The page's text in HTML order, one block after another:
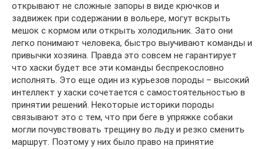
открывают не сложные запоры в виде крючков и
задвижек при содержании в вольере, могут вскрыть
мешок с кормом или открыть холодильник. Зато они
легко понимают человека, быстро выучивают команды и
привычки хозяина. Правда это совсем не гарантирует
что хаски будет все эти команды беспрекословно
исполнять. Это еще один из курьезов породы – высокий
интеллект у хаски сочетается с самостоятельностью в
принятии решений. Некоторые историки породы
связывают это с тем, что при беге в упряжке собаки
могли почувствовать трещину во льду и резко сменить
маршрут. Поэтому у них было право на принятие